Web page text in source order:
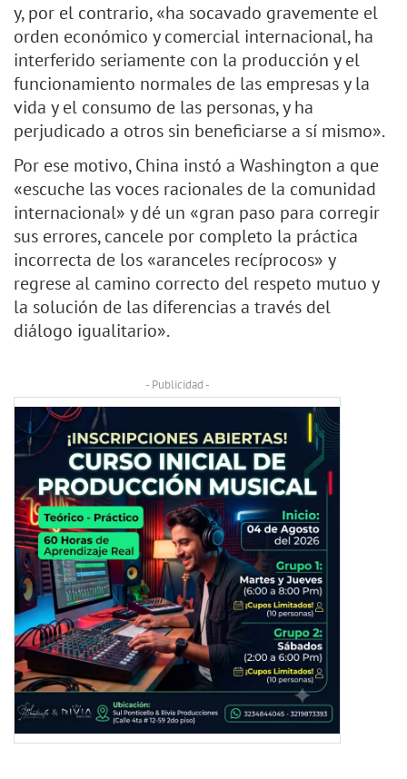
y, por el contrario, «ha socavado gravemente el
orden económico y comercial internacional, ha
interferido seriamente con la producción y el
funcionamiento normales de las empresas y la
vida y el consumo de las personas, y ha
perjudicado a otros sin beneficiarse a sí mismo».
Por ese motivo, China instó a Washington a que
«escuche las voces racionales de la comunidad
internacional» y dé un «gran paso para corregir
sus errores, cancele por completo la práctica
incorrecta de los «aranceles recíprocos» y
regrese al camino correcto del respeto mutuo y
la solución de las diferencias a través del
diálogo igualitario».
- Publicidad -